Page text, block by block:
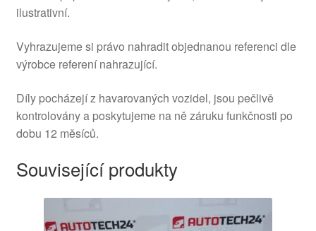
ilustrativní.
Vyhrazujeme si právo nahradit objednanou referenci dle
výrobce referení nahrazující.
Díly pocházejí z havarovaných vozidel, jsou pečlivě
kontrolovány a poskytujeme na ně záruku funkčnosti po
dobu 12 měsíců.
Související produkty